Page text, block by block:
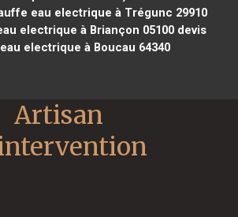
eau electrique à Trégunc 29910
electrique à Briançon 05100 devis
electrique à Boucau 64340
Artisan